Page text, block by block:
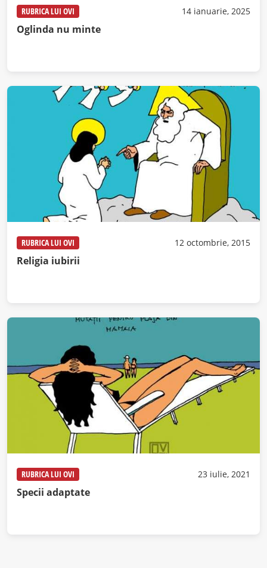
RUBRICA LUI OVI 14 ianuarie, 2025
Oglinda nu minte
RUBRICA LUI OVI 12 octombrie, 2015
Religia iubirii
RUBRICA LUI OVI 23 iulie, 2021
Specii adaptate